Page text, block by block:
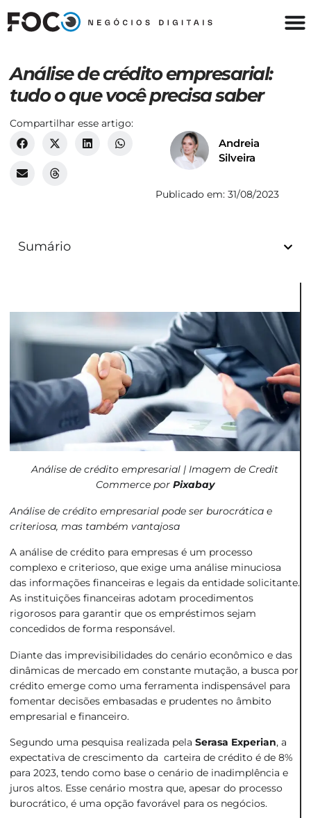
Análise de crédito empresarial:
tudo o que você precisa saber
Compartilhar esse artigo:
Andreia
Silveira
Publicado em: 31/08/2023
Sumário
Análise de crédito empresarial | Imagem de Credit
Commerce por Pixabay
Análise de crédito empresarial pode ser burocrática e
criteriosa, mas também vantajosa
A análise de crédito para empresas é um processo
complexo e criterioso, que exige uma análise minuciosa
das informações financeiras e legais da entidade solicitante.
As instituições financeiras adotam procedimentos
rigorosos para garantir que os empréstimos sejam
concedidos de forma responsável.
Diante das imprevisibilidades do cenário econômico e das
dinâmicas de mercado em constante mutação, a busca por
crédito emerge como uma ferramenta indispensável para
fomentar decisões embasadas e prudentes no âmbito
empresarial e financeiro.
Segundo uma pesquisa realizada pela Serasa Experian, a
expectativa de crescimento da carteira de crédito é de 8%
para 2023, tendo como base o cenário de inadimplência e
juros altos. Esse cenário mostra que, apesar do processo
burocrático, é uma opção favorável para os negócios.